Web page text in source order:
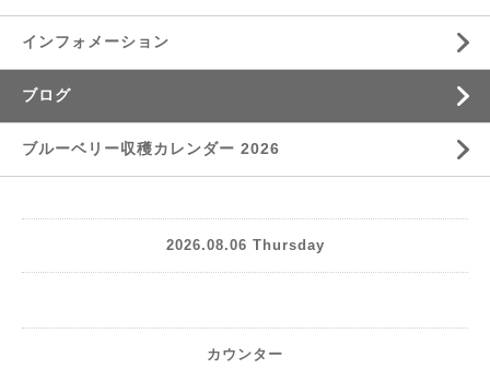
インフォメーション
ブログ
ブルーベリー収穫カレンダー 2026
2026.08.06 Thursday
カウンター